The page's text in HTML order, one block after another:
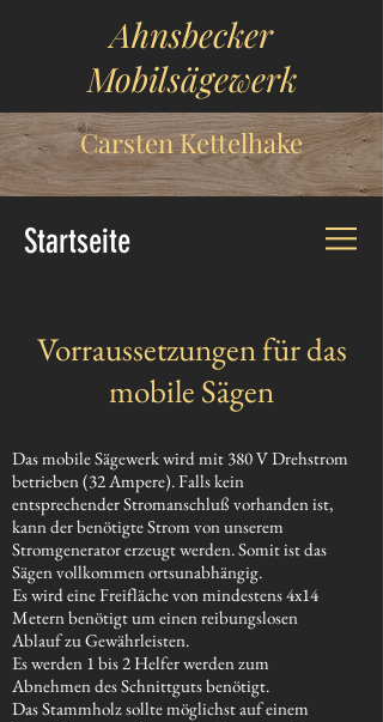
Startseite
Carsten Kettelhake
Ahnsbecker
Mobilsägewerk
Vorraussetzungen für das
mobile Sägen
Das mobile Sägewerk wird mit 380 V Drehstrom
betrieben (32 Ampere). Falls kein
entsprechender Stromanschluß vorhanden ist,
kann der benötigte Strom von unserem
Stromgenerator erzeugt werden. Somit ist das
Sägen vollkommen ortsunabhängig.
Es wird eine Freifläche von mindestens 4x14
Metern benötigt um einen reibungslosen
Ablauf zu Gewährleisten.
Es werden 1 bis 2 Helfer werden zum
Abnehmen des Schnittguts benötigt.
Das Stammholz sollte möglichst auf einem